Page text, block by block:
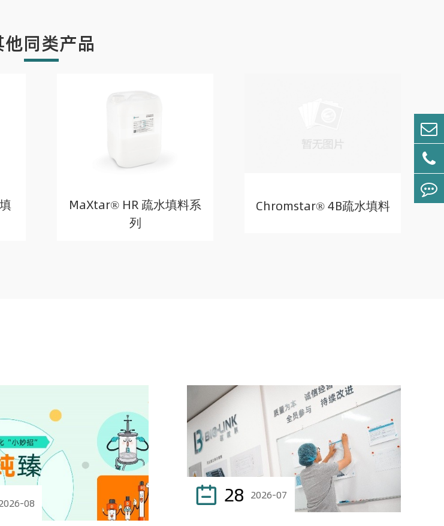
他同类产品
MaXtar® HR 疏水填料系
列
Chromstar® 4B疏水填料
08  28 2026-07